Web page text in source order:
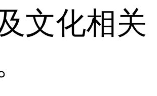
文化相关